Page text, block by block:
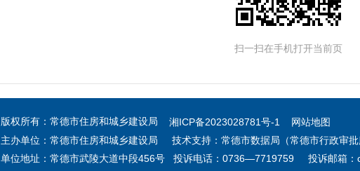
扫一扫在手机打开当前页
版权所有：常德市住房和城乡建设局 湘ICP备2023028781号-1
网站地图
主办单位：常德市住房和城乡建设局 技术支持：常德市数据局（常德市行政审批
单位地址：常德市武陵大道中段456号 投诉电话：0736—7719759 投诉邮箱：